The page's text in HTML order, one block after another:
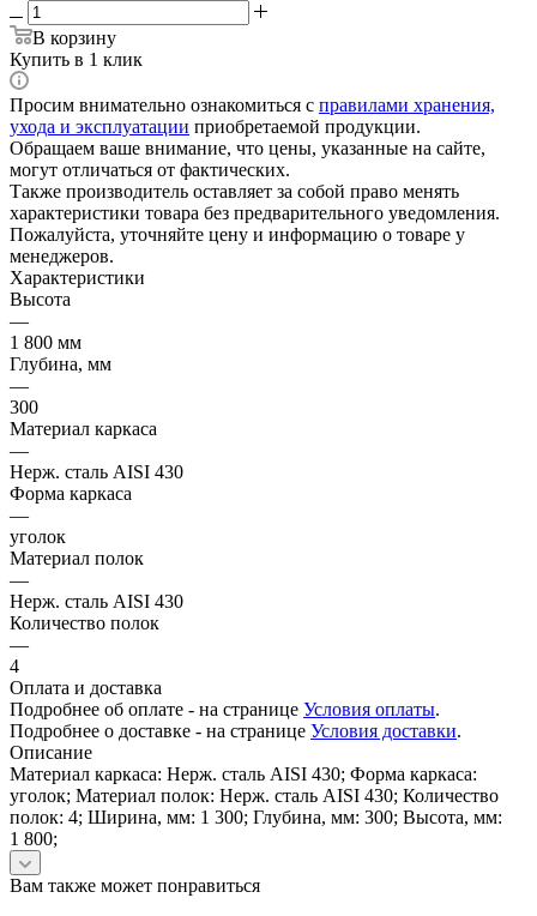
В корзину
Купить в 1 клик
Просим внимательно ознакомиться с правилами хранения,
ухода и эксплуатации приобретаемой продукции.
Обращаем ваше внимание, что цены, указанные на сайте,
могут отличаться от фактических.
Также производитель оставляет за собой право менять
характеристики товара без предварительного уведомления.
Пожалуйста, уточняйте цену и информацию о товаре у
менеджеров.
Характеристики
Высота
—
1 800 мм
Глубина, мм
—
300
Материал каркаса
—
Нерж. сталь AISI 430
Форма каркаса
—
уголок
Материал полок
—
Нерж. сталь AISI 430
Количество полок
—
4
Оплата и доставка
Подробнее об оплате - на странице Условия оплаты.
Подробнее о доставке - на странице Условия доставки.
Описание
Материал каркаса: Нерж. сталь AISI 430; Форма каркаса:
уголок; Материал полок: Нерж. сталь AISI 430; Количество
полок: 4; Ширина, мм: 1 300; Глубина, мм: 300; Высота, мм:
1 800;
Вам также может понравиться